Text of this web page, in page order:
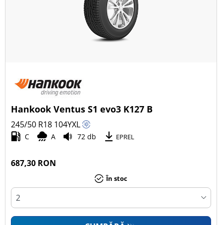
Hankook Ventus S1 evo3 K127 B
245/50 R18 104YXL
C A 72 db EPREL
687,30 RON
În stoc